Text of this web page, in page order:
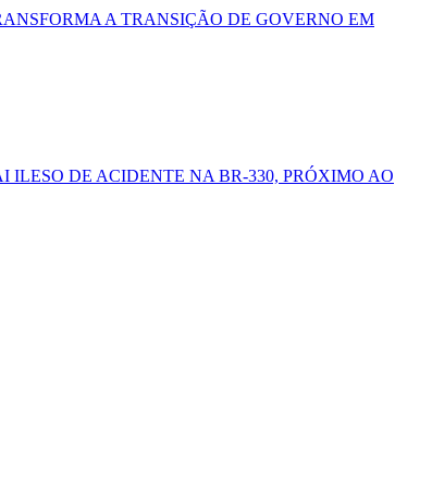
A TRANSIÇÃO DE GOVERNO EM
ILESO DE ACIDENTE NA BR-330, PRÓXIMO AO